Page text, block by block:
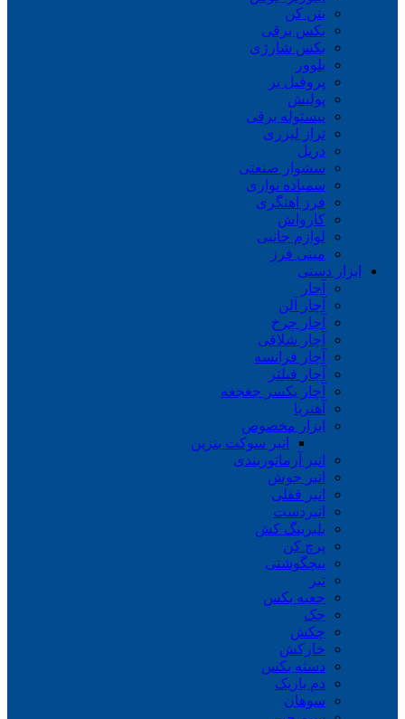
بتن کن
بکس برقی
بکس شارژی
بلوور
پروفیل بر
پولیش
پیستوله برقی
تراز لیزری
دریل
سشوار صنعتی
سمباده نواری
فرز آهنگری
کارواش
لوازم جانبی
مینی فرز
ابزار دستی
آچار
آچار آلن
آچار چرخ
آچار شلاقی
آچار فرانسه
آچار فیلتر
آچار یکسر جغجغه
آهنربا
ابزار مخصوص
انبر سوکت بنزین
انبر آرماتوربندی
انبر جوش
انبر قفلی
انبردست
بلبرینگ کش
پرچ کن
پیچگوشتی
تبر
جعبه بکس
جک
چکش
خارکش
دسته بکس
دم باریک
سوهان